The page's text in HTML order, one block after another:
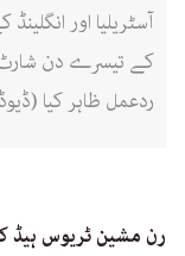
آسٹریلیا اور
کے تیسرے دن
ردعمل ظاہر کیا